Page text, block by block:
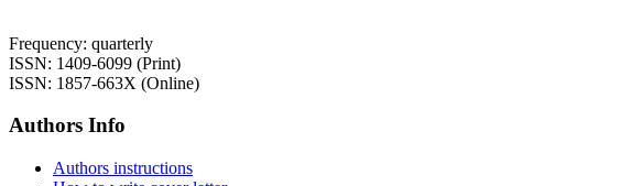
Frequency: quarterly
ISSN: 1409-6099 (Print)
ISSN: 1857-663X (Online)
Authors Info
Authors instructions